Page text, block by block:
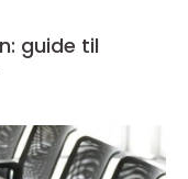
guide til